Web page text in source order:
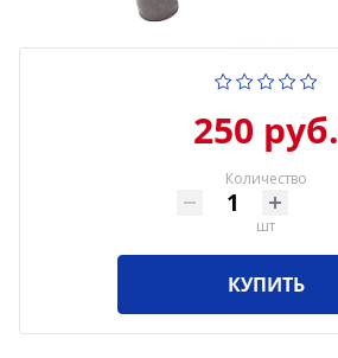
250 руб.
Количество
шт
КУПИТЬ